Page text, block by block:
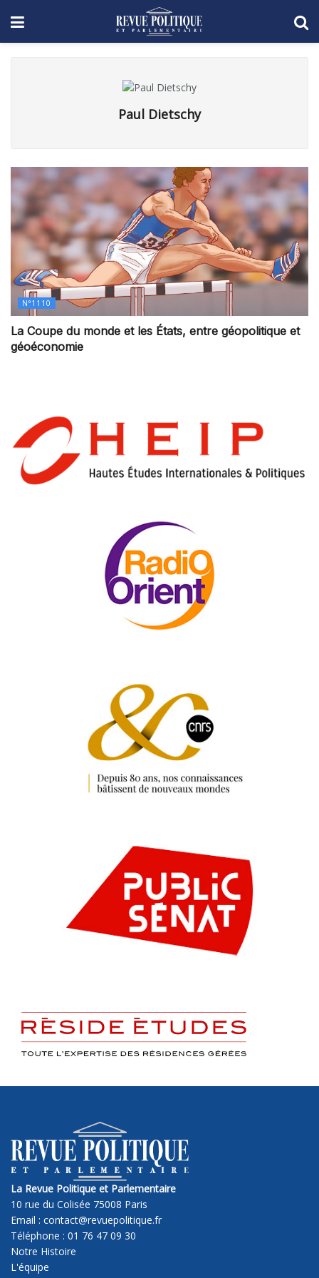
Paul Dietschy
N°1110
La Coupe du monde et les États, entre géopolitique et
géoéconomie
La Revue Politique et Parlementaire
10 rue du Colisée 75008 Paris
Email : contact@revuepolitique.fr
Téléphone : 01 76 47 09 30
Notre Histoire
L'équipe